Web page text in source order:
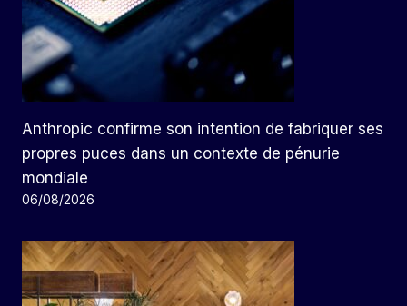
Anthropic confirme son intention de fabriquer ses
propres puces dans un contexte de pénurie
mondiale
06/08/2026